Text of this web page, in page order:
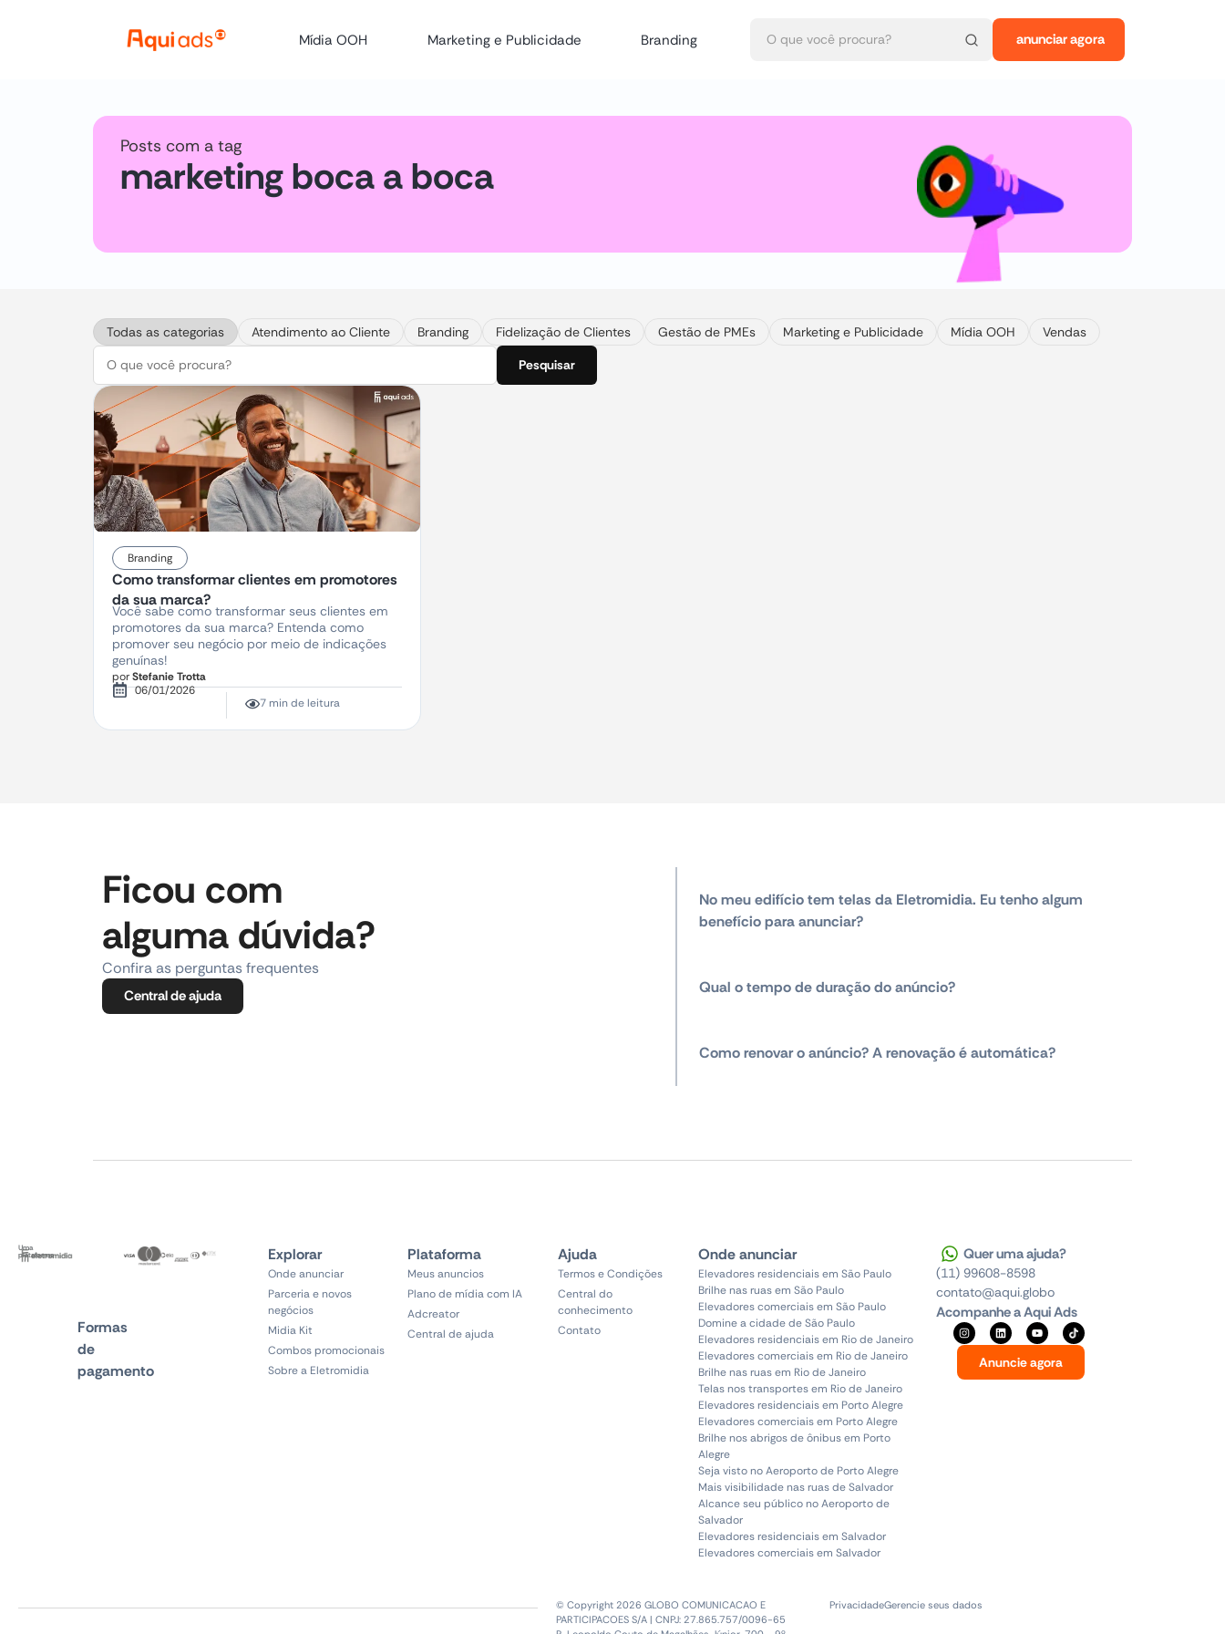
Mídia OOH Marketing e Publicidade Branding anunciar agora
Posts com a tag
marketing boca a boca
Todas as categorias Atendimento ao Cliente Branding Fidelização de Clientes Gestão de PMEs Marketing e Publicidade Mídia OOH
Vendas
Pesquisar
Branding
Como transformar clientes em promotores
da sua marca?
Você sabe como transformar seus clientes em
promotores da sua marca? Entenda como
promover seu negócio por meio de indicações
genuínas!
porStefanie Trotta
06/01/2026
7 min de leitura
Ficou com
alguma dúvida?
Confira as perguntas frequentes
Central de ajuda
No meu edifício tem telas da Eletromidia. Eu tenho algum
benefício para anunciar?
Qual o tempo de duração do anúncio?
Como renovar o anúncio? A renovação é automática?
Uma
plataforma
Formas
de
pagamento
Explorar
Onde anunciar
Parceria e novos
negócios
Midia Kit
Combos promocionais
Sobre a Eletromidia
Plataforma
Meus anuncios
Plano de mídia com IA
Adcreator
Central de ajuda
Ajuda
Termos e Condições
Central do
conhecimento
Contato
Onde anunciar
Elevadores residenciais em São Paulo
Brilhe nas ruas em São Paulo
Elevadores comerciais em São Paulo
Domine a cidade de São Paulo
Elevadores residenciais em Rio de Janeiro
Elevadores comerciais em Rio de Janeiro
Brilhe nas ruas em Rio de Janeiro
Telas nos transportes em Rio de Janeiro
Elevadores residenciais em Porto Alegre
Elevadores comerciais em Porto Alegre
Brilhe nos abrigos de ônibus em Porto
Alegre
Seja visto no Aeroporto de Porto Alegre
Mais visibilidade nas ruas de Salvador
Alcance seu público no Aeroporto de
Salvador
Elevadores residenciais em Salvador
Elevadores comerciais em Salvador
Quer uma ajuda?
(11) 99608-8598
contato@aqui.globo
Acompanhe a Aqui Ads
Anuncie agora
© Copyright 2026 GLOBO COMUNICACAO E
PARTICIPACOES S/A | CNPJ: 27.865.757/0096-65
PrivacidadeGerencie seus dados